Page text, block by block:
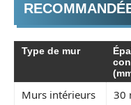
Type de mur
Murs intérieurs
30